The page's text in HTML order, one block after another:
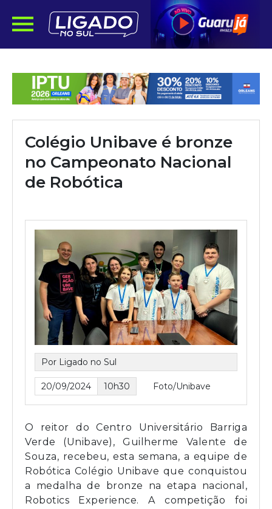
Colégio Unibave é bronze
no Campeonato Nacional
de Robótica
Por Ligado no Sul
20/09/2024 10h30 Foto/Unibave
O reitor do Centro Universitário Barriga
Verde (Unibave), Guilherme Valente de
Souza, recebeu, esta semana, a equipe de
Robótica Colégio Unibave que conquistou
a medalha de bronze na etapa nacional,
Robotics Experience. A competição foi